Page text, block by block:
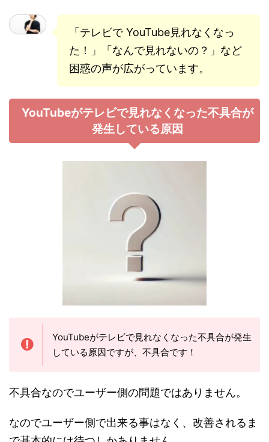
「テレビで YouTube見れなくなっ
た！」「なんで見れないの？」など
困惑の声が広がっています。
YouTubeがテレビで見れなくなった不具合が
発生している原因
YouTubeがテレビで見れなくなった不具合が発生
している原因ですが、不具合です！
不具合なのでユーザー側の問題ではありません。
なのでユーザー側で出来る事はなく、改善されるま